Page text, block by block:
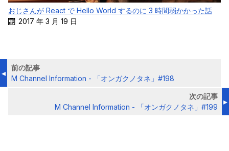
おじさんが React で Hello World するのに 3 時間弱かかった話
2017 年 3 月 19 日
前の記事
M Channel Information - 「オンガクノタネ」#198
次の記事
M Channel Information - 「オンガクノタネ」#199